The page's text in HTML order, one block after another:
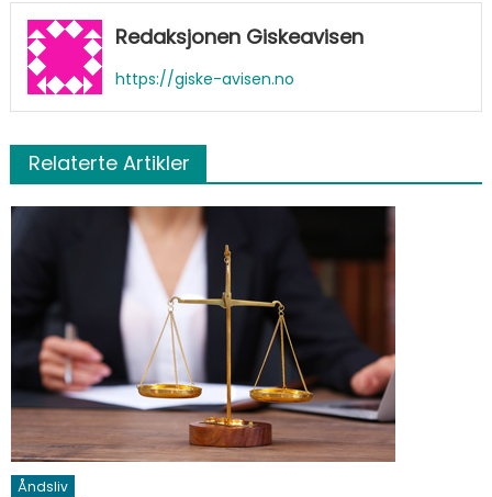
Redaksjonen Giskeavisen
https://giske-avisen.no
Relaterte Artikler
Åndsliv